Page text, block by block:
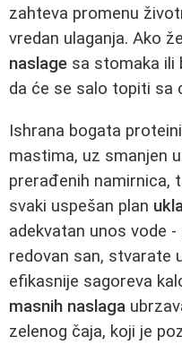
zahteva promenu
vredan ulaganja. Ako
naslage sa stomaka ili
da će se salo topiti sa
Ishrana bogata
mastima, uz smanjen
prerađenih namirnica,
svaki uspešan plan
adekvatan unos vode
redovan san, stvarate
efikasnije sagoreva
masnih naslaga
zelenog čaja, koji je